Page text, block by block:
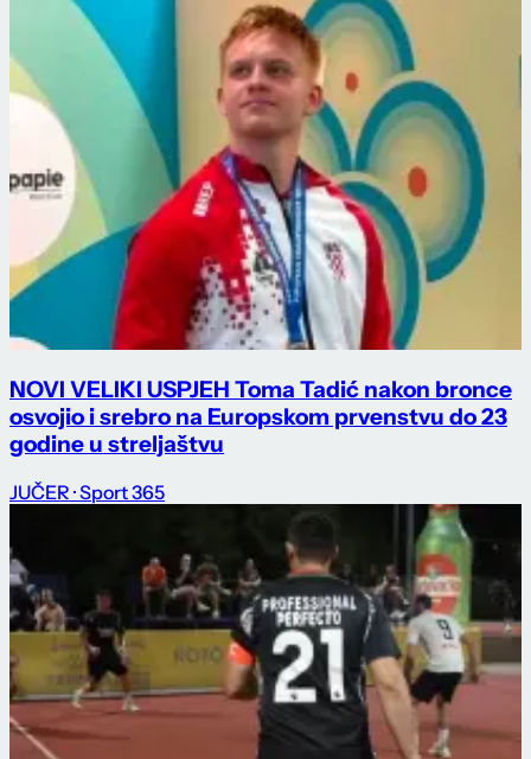
NOVI VELIKI USPJEH Toma Tadić nakon bronce
osvojio i srebro na Europskom prvenstvu do 23
godine u streljaštvu
JUČER · Sport 365